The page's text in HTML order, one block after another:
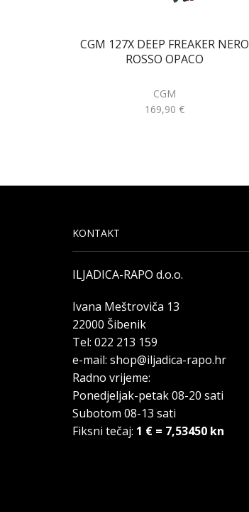
CGM 127X DEEP FREAKER NERO
ROSSO OPACO
CGM
169,90 €
KONTAKT
ILJADICA-RAPO d.o.o.
Ivana Meštroviča 13
22000 Šibenik
Tel: 022 213 159
e-mail: shop@iljadica-rapo.hr
Radno vrijeme:
Ponedjeljak-petak 08-20 sati
Subotom 08-13 sati
Fiksni tečaj: 1 € = 7,53450 kn